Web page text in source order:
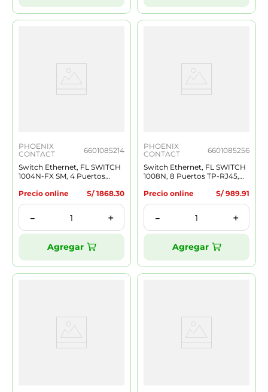
PHOENIX
CONTACT
6601085214
Switch Ethernet, FL SWITCH
1004N-FX SM, 4 Puertos
10/100 MBit/s
Precio online S/ 1868.30
＋
－
Agregar
PHOENIX
CONTACT
6601085256
Switch Ethernet, FL SWITCH
1008N, 8 Puertos TP-RJ45,
Precio online
S/ 989.91
＋
－
Agregar